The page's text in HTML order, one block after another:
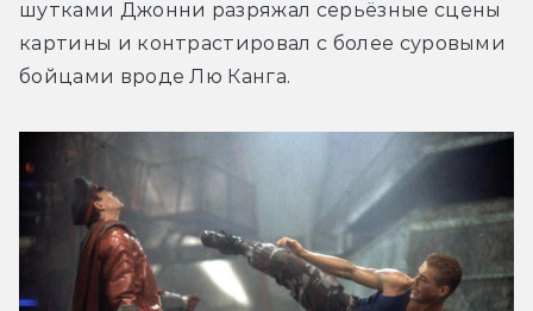
шутками Джонни разряжал серьёзные сцены
картины и контрастировал с более суровыми
бойцами вроде Лю Канга.